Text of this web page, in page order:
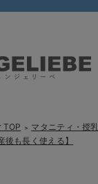
TOP ＞ マタニティ・授
後も長く使える】